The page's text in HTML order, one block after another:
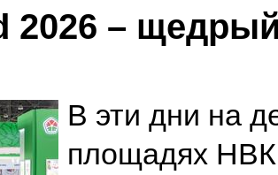
2026 –
В эти дни на
площадях НВК